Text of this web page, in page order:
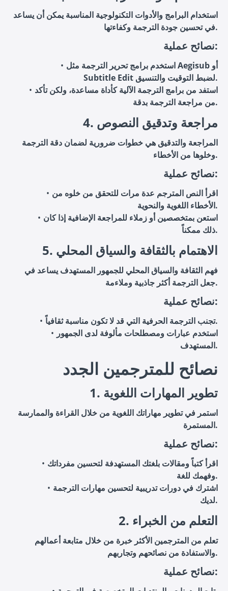
استخدام البرامج والأدوات التكنولوجية المناسبة يمكن أن يساعد
في تحسين جودة الترجمة وكفاءتها.
نصائح عملية:
استخدم برامج تحرير الترجمة مثل Aegisub أو
Subtitle Edit لضبط التوقيت والتنسيق.
استفد من برامج الترجمة الآلية كأداة مساعدة، ولكن تأكد
من مراجعة الترجمة بدقة.
4. مراجعة وتدقيق النصوص
المراجعة والتدقيق هي خطوات ضرورية لضمان دقة الترجمة
وخلوها من الأخطاء.
نصائح عملية:
اقرأ النص المترجم عدة مرات للتحقق من خلوه من
الأخطاء اللغوية والنحوية.
استعن بمتخصصين أو زملاء للمراجعة الإضافية إذا كان
ذلك ممكناً.
5. الاهتمام بالثقافة والسياق المحلي
فهم الثقافة والسياق المحلي للجمهور المستهدف يساعد في
جعل الترجمة أكثر جاذبية وملاءمة.
نصائح عملية:
تجنب الترجمة الحرفية التي قد لا تكون مناسبة ثقافياً.
استخدم عبارات ومصطلحات مألوفة لدى الجمهور
المستهدف.
نصائح للمترجمين الجدد
1. تطوير المهارات اللغوية
استمر في تطوير مهاراتك اللغوية من خلال القراءة والممارسة
المستمرة.
نصائح عملية:
اقرأ كتباً ومقالات بلغتك المستهدفة لتحسين مفرداتك
وفهمك للغة.
اشترك في دورات تدريبية لتحسين مهارات الترجمة
لديك.
2. التعلم من الخبراء
تعلم من المترجمين الأكثر خبرة من خلال متابعة أعمالهم
والاستفادة من نصائحهم وتجاربهم.
نصائح عملية: